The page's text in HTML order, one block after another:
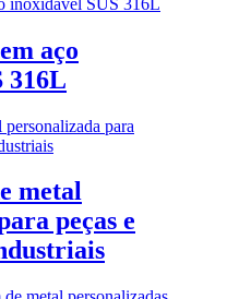
aço
316L
metal
peças e